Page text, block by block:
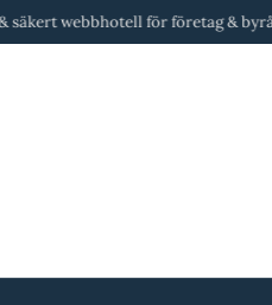
för företag & byråer i Sverige.